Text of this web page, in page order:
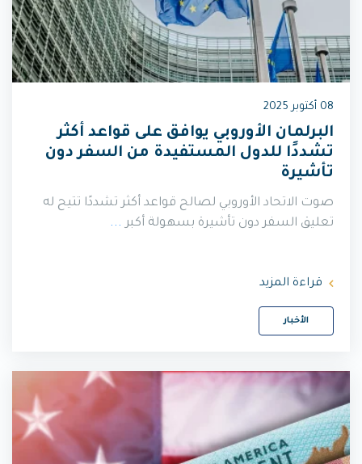
08 أكتوبر 2025
البرلمان الأوروبي يوافق على قواعد أكثر
تشددًا للدول المستفيدة من السفر دون
تأشيرة
صوت الاتحاد الأوروبي لصالح قواعد أكثر تشددًا تتيح له
تعليق السفر دون تأشيرة بسهولة أكبر ...
قراءة المزيد
الأخبار